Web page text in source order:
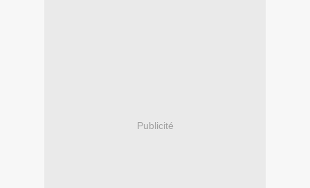
Publicité